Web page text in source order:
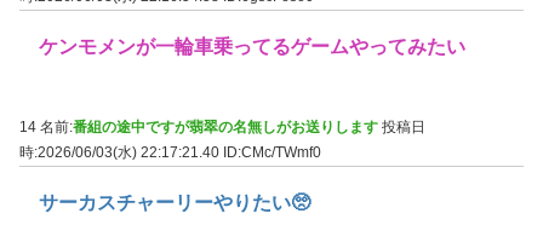
ケンモメンが一輪車乗ってるゲームやってみたい
14 名前:番組の途中ですが翡翠の名無しがお送りします 投稿日
時:2026/06/03(水) 22:17:21.40 ID:CMc/TWmf0
サーカスチャーリーやりたい🥺